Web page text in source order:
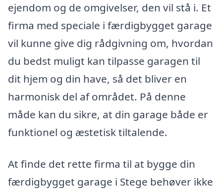
ejendom og de omgivelser, den vil stå i. Et
firma med speciale i færdigbygget garage
vil kunne give dig rådgivning om, hvordan
du bedst muligt kan tilpasse garagen til
dit hjem og din have, så det bliver en
harmonisk del af området. På denne
måde kan du sikre, at din garage både er
funktionel og æstetisk tiltalende.
At finde det rette firma til at bygge din
færdigbygget garage i Stege behøver ikke